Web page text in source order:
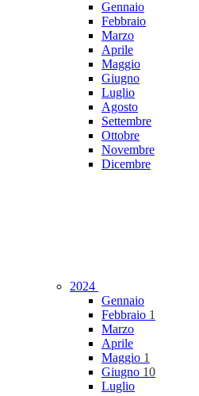
Gennaio
Febbraio
Marzo
Aprile
Maggio
Giugno
Luglio
Agosto
Settembre
Ottobre
Novembre
Dicembre
2024
Gennaio
Febbraio 1
Marzo
Aprile
Maggio 1
Giugno 10
Luglio